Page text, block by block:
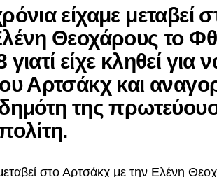
είχαμε μεταβεί
Θεοχάρους το
είχε κληθεί για
Αρτσάκχ και
δημότη της
στο Αρτσάκχ με την Ελένη